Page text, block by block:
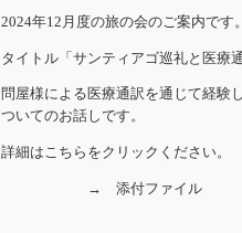
2024年12月度の旅の会のご案内です
タイトル「サンティアゴ巡礼と医療
問屋様による医療通訳を通じて経験
ついてのお話しです。
詳細はこちらをクリックください。
→ 添付ファイル